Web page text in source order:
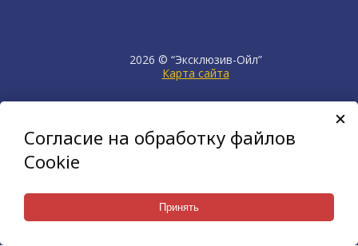
2026 © “Эксклюзив-Ойл”
Карта сайта
продвижение сайта НЕТКАМ
создан на платформе
KORZILLA
Согласие на обработку файлов
Cookie
Принять